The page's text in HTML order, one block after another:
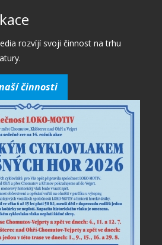
rozvíjí svoji činnost na trhu
činnosti